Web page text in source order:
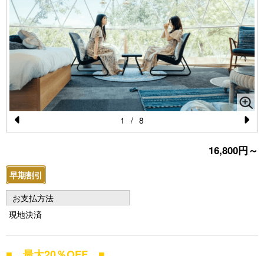
Pr
vi
o
u
s
N
e
1 / 8
16,800円～
早期割引
お支払方法
現地決済